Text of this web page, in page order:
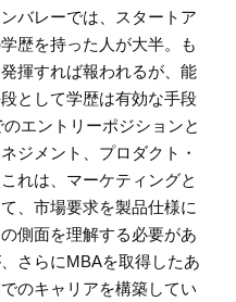
バレーでは、スタートア
歴を持った人が大半。も
揮すれば報われるが、能
として学歴は有効な手段
エントリーポジションと
ジメント、プロダクト・
れは、マーケティングと
、市場要求を製品仕様に
側面を理解する必要があ
さらにMBAを取得したあ
のキャリアを構築してい